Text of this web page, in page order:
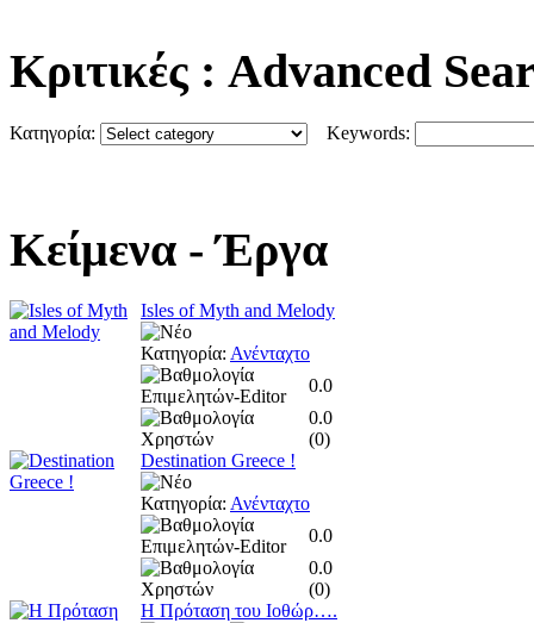
Κριτικές : Advanced
Κατηγορία: Keywords:
Κείμενα - Έργα
Isles of Myth and Melody
Κατηγορία: Ανένταχτο
0.0
0.0
(0)
Destination Greece !
Κατηγορία: Ανένταχτο
0.0
0.0
(0)
Η Πρόταση του Ιοθώρ….